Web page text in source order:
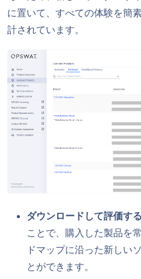
に置いて、すべての体験を簡
計されています。
ダウンロードして評価する
ことで、購入した製品を
ドマップに沿った新しい
とができます。